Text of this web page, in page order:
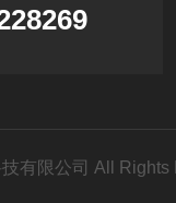
技有限公司 All